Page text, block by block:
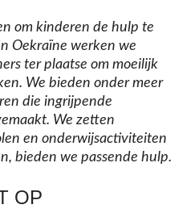
om kinderen de hulp te
Oekraïne werken we
ter plaatse om moeilijk
We bieden onder meer
die ingrijpende
We zetten
en onderwijsactiviteiten
bieden we passende hulp.
OP